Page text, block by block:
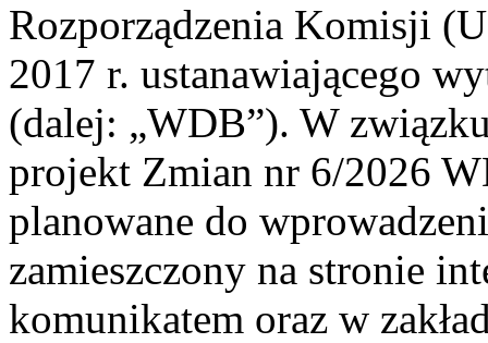
Rozporządzenia Komisji
2017 r. ustanawiającego
(dalej: „WDB”). W
projekt Zmian nr 6/2026
planowane do
zamieszczony na stronie
komunikatem oraz w